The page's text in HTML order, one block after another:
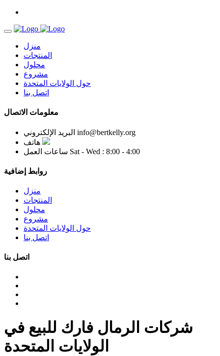
منزل
المنتجات
محلول
مشروع
حول الولايات المتحدة
اتصل بنا
معلومات الاتصال
البريد الإلكتروني info@bertkelly.org
هاتف
ساعات العمل Sat - Wed : 8:00 - 4:00
روابط إضافية
منزل
المنتجات
محلول
مشروع
حول الولايات المتحدة
اتصل بنا
اتصل بنا
شركات الرمال فارك للبيع في
الولايات المتحدة